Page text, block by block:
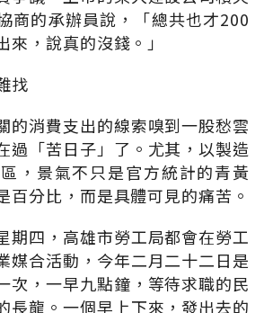
商的承辦員說，「總共也才200
來，說真的沒錢。」
找
的消費支出的線索嗅到一股愁雲
過「苦日子」了。尤其，以製造
，景氣不只是官方統計的青黃
百分比，而是具體可見的痛苦。
期四，高雄市勞工局都會在勞工
媒合活動，今年二月二十二日是
次，一早九點鐘，等待求職的民
長龍。一個早上下來，發出去的